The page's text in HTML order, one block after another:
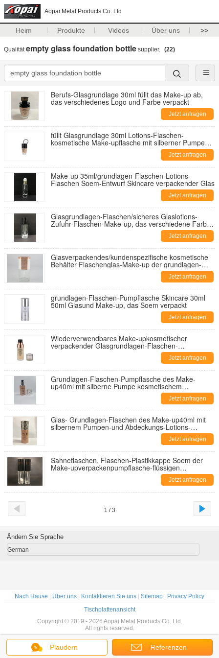
Aopai Metal Products Co. Ltd
Heim Produkte Videos Über uns >>
Qualitätempty glass foundation bottle supplier. (22)
Berufs-Glasgrundlage 30ml füllt das Make-up ab,
das verschiedenes Logo und Farbe verpackt
Jetzt anfragen
füllt Glasgrundlage 30ml Lotions-Flaschen-
kosmetische Make-upflasche mit silberner Pumpe
Jetzt anfragen
Make-up 35ml/grundlagen-Flaschen-Lotions-
Flaschen Soem-Entwurf Skincare verpackender Glas
Jetzt anfragen
Glasgrundlagen-Flaschen/sicheres Glaslotions-
Zufuhr-Flaschen-Make-up, das verschiedene Farbe
Jetzt anfragen
Glasverpackendes/kundenspezifische kosmetische
Behälter Flaschenglas-Make-up der grundlagen-
Jetzt anfragen
grundlagen-Flaschen-Pumpflasche Skincare 30ml
50ml Glasund Make-up, das Soem verpackt
Jetzt anfragen
Wiederverwendbares Make-upkosmetischer
verpackender Glasgrundlagen-Flaschen-
kosmetischer Behälter Soem-LuxusentwurfJetzt anfragen
Grundlagen-Flaschen-Pumpflasche des Make-
up40ml mit silberne Pumpe kosmetischem
Jetzt anfragen
Glas- Grundlagen-Flaschen des Make-up40ml mit
silbernem Pumpen-und Abdeckungs-Lotions-
Flaschen-verschiedenem Farbe-Annd-Drucken
Jetzt anfragen
Sahneflaschen, Flaschen-Plastikkappe Soem der
Make-upverpackenpumpflasche-flüssigen
Jetzt anfragen
1 / 3
Plaudern Referenzen
Ändern Sie Sprache
German
Nach Hause Über uns Kontaktieren Sie uns Sitemap
Privacy Policy
Tischplattenansicht
Copyright © 2019 - 2026 Aopai Metal Products Co. Ltd.
All rights reserved.